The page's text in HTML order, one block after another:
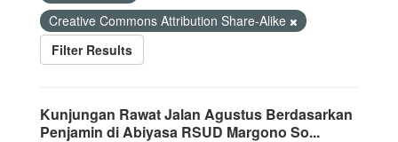
Creative Commons Attribution Share-Alike
Filter Results
Kunjungan Rawat Jalan Agustus Berdasarkan
Penjamin di Abiyasa RSUD Margono So...